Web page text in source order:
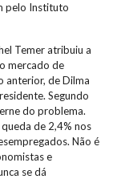
pelo Instituto
Temer atribuiu a
mercado de
anterior, de Dilma
Segundo
do problema.
de 2,4% nos
Não é
e
se dá